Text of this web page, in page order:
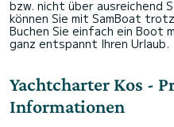
bzw. nicht über ausreichend
können Sie mit SamBoat
Buchen Sie einfach ein Boot
ganz entspannt Ihren Urlaub.
Yachtcharter Kos -
Informationen